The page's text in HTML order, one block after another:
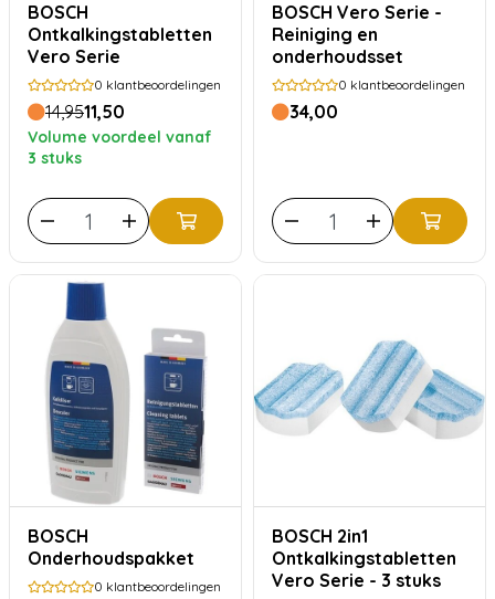
BOSCH
Ontkalkingstabletten
Vero Serie
0 klantbeoordelingen
14,9511,50
Volume voordeel vanaf
3 stuks
BOSCH Vero Serie -
Reiniging en
onderhoudsset
0 klantbeoordelingen
34,00
BOSCH
Onderhoudspakket
0 klantbeoordelingen
BOSCH 2in1
Ontkalkingstabletten
Vero Serie - 3 stuks